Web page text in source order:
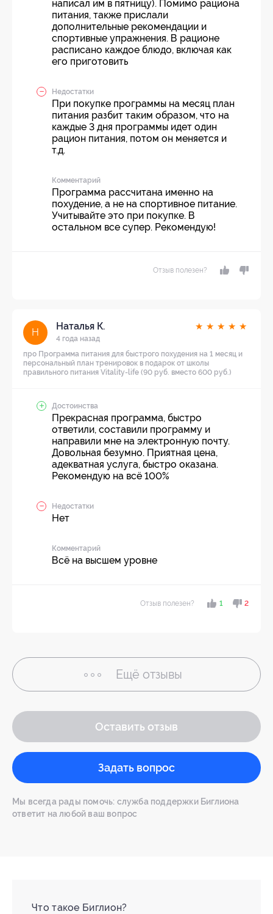
написал им в пятницу). Помимо рациона
питания, также прислали
дополнительные рекомендации и
спортивные упражнения. В рационе
расписано каждое блюдо, включая как
его приготовить
Недостатки
При покупке программы на месяц план
питания разбит таким образом, что на
каждые 3 дня программы идет один
рацион питания, потом он меняется и
т.д.
Комментарий
Программа рассчитана именно на
похудение, а не на спортивное питание.
Учитывайте это при покупке. В
остальном все супер. Рекомендую!
Отзыв полезен?
Н
Наталья К.
4 года назад
★ ★ ★ ★ ★
про Программа питания для быстрого похудения на 1 месяц и
персональный план тренировок в подарок от школы
правильного питания Vitality-life (90 руб. вместо 600 руб.)
Достоинства
Прекрасная программа, быстро
ответили, составили программу и
направили мне на электронную почту.
Довольная безумно. Приятная цена,
адекватная услуга, быстро оказана.
Рекомендую на всё 100%
Недостатки
Нет
Комментарий
Всё на высшем уровне
Отзыв полезен? 1 2
Ещё отзывы
Оставить отзыв
Задать вопрос
Мы всегда рады помочь: служба поддержки Биглиона
ответит на любой ваш вопрос
Что такое Биглион?